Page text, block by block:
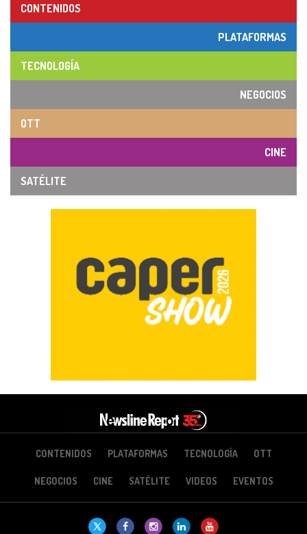
CONTENIDOS
PLATAFORMAS
TECNOLOGÍA
NEGOCIOS
OTT
CINE
SATÉLITE
CONTENIDOS PLATAFORMAS TECNOLOGÍA OTT
NEGOCIOS CINE SATÉLITE VIDEOS EVENTOS